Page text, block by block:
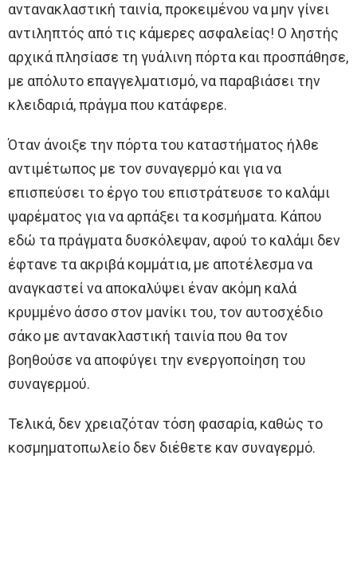
αντανακλαστική ταινία, προκειμένου να μην γίνει
αντιληπτός από τις κάμερες ασφαλείας! Ο ληστής
αρχικά πλησίασε τη γυάλινη πόρτα και προσπάθησε,
με απόλυτο επαγγελματισμό, να παραβιάσει την
κλειδαριά, πράγμα που κατάφερε.
Όταν άνοιξε την πόρτα του καταστήματος ήλθε
αντιμέτωπος με τον συναγερμό και για να
επισπεύσει το έργο του επιστράτευσε το καλάμι
ψαρέματος για να αρπάξει τα κοσμήματα. Κάπου
εδώ τα πράγματα δυσκόλεψαν, αφού το καλάμι δεν
έφτανε τα ακριβά κομμάτια, με αποτέλεσμα να
αναγκαστεί να αποκαλύψει έναν ακόμη καλά
κρυμμένο άσσο στον μανίκι του, τον αυτοσχέδιο
σάκο με αντανακλαστική ταινία που θα τον
βοηθούσε να αποφύγει την ενεργοποίηση του
συναγερμού.
Τελικά, δεν χρειαζόταν τόση φασαρία, καθώς το
κοσμηματοπωλείο δεν διέθετε καν συναγερμό.